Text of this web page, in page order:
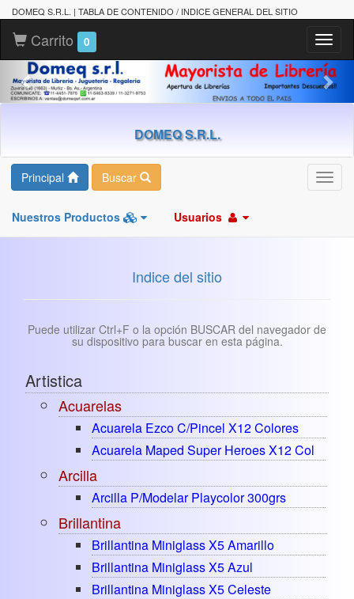
DOMEQ S.R.L. | TABLA DE CONTENIDO / INDICE GENERAL DEL SITIO
Carrito 0
DOMEQ S.R.L.
Principal Buscar
Nuestros Productos Usuarios
Indice del sitio
Puede utilizar Ctrl+F o la opción BUSCAR del navegador de
su dispositivo para buscar en esta página.
Artistica
Acuarelas
Acuarela Ezco C/pincel X12 Colores
Acuarela Maped Super Heroes X12 Col
Arcilla
Arcilla P/modelar Playcolor 300grs
Brillantina
Brillantina Miniglass X5 Amarillo
Brillantina Miniglass X5 Azul
Brillantina Miniglass X5 Celeste